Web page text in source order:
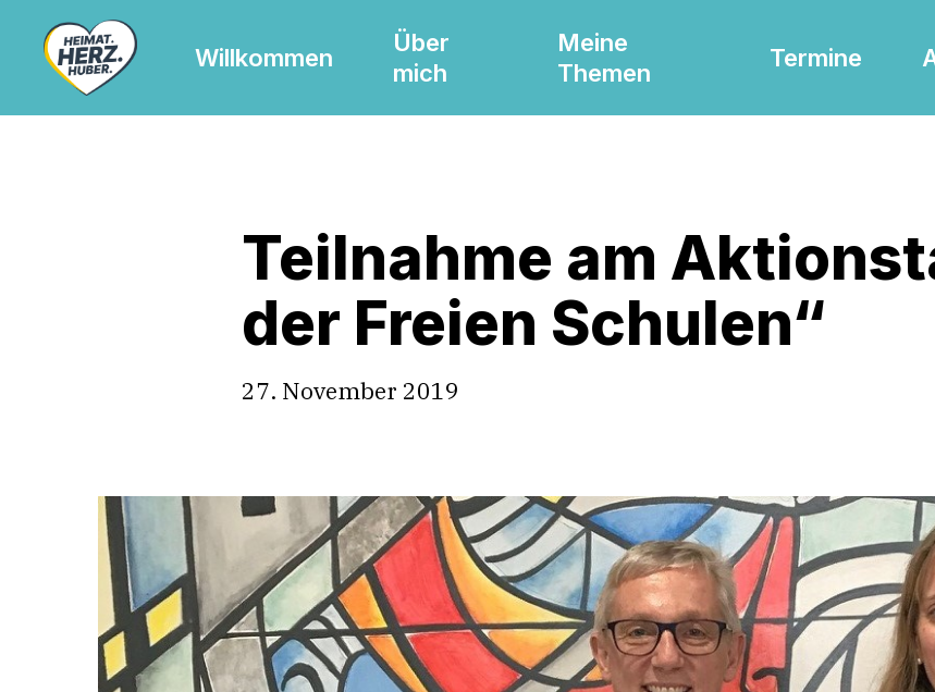
Willkommen
Über
mich
Meine
Themen
Termine
Teilnahme am
der Freien Schulen“
27. November 2019